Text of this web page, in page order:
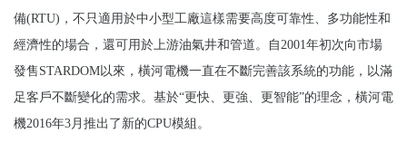
備(RTU)，不只適用於中小型工廠這樣需要高度可靠性、多功能性和
經濟性的場合，還可用於上游油氣井和管道。自2001年初次向市場
發售STARDOM以來，橫河電機一直在不斷完善該系統的功能，以滿
足客戶不斷變化的需求。基於“更快、更強、更智能”的理念，橫河電
機2016年3月推出了新的CPU模組。